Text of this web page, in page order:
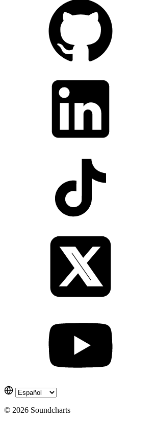
© 2026 Soundcharts